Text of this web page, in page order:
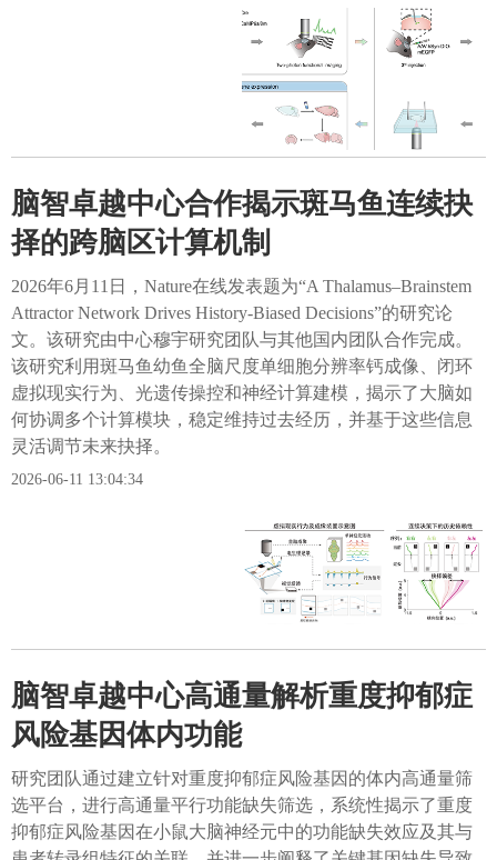
脑智卓越中心合作揭示斑马鱼连续抉
择的跨脑区计算机制
2026年6月11日，Nature在线发表题为“A Thalamus–Brainstem
Attractor Network Drives History-Biased Decisions​”的研究论
文。该研究由中心穆宇研究团队与其他国内团队合作完成。
该研究利用斑马鱼幼鱼全脑尺度单细胞分辨率钙成像、闭环
虚拟现实行为、光遗传操控和神经计算建模，揭示了大脑如
何协调多个计算模块，稳定维持过去经历，并基于这些信息
灵活调节未来抉择。
2026-06-11 13:04:34
脑智卓越中心高通量解析重度抑郁症
风险基因体内功能
研究团队通过建立针对重度抑郁症风险基因的体内高通量筛
选平台，进行高通量平行功能缺失筛选，系统性揭示了重度
抑郁症风险基因在小鼠大脑神经元中的功能缺失效应及其与